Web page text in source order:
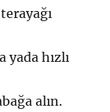
yada hızlı
alın.